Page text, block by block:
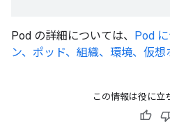
Pod の詳細については、 Pod
ン、ポッド、組織、環境、仮想
この情報は役に立